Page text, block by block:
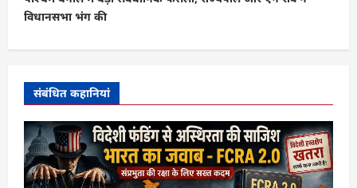
श
न
विधानसभा भंग की
संबंधित कहानियां